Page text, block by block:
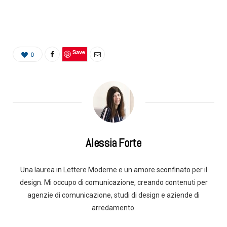
0 Save
Alessia Forte
Una laurea in Lettere Moderne e un amore sconfinato per il
design. Mi occupo di comunicazione, creando contenuti per
agenzie di comunicazione, studi di design e aziende di
arredamento.